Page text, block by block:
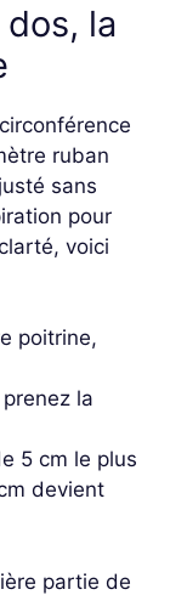
la
ruban
sans
pour
voici
poitrine,
la
5 cm le plus
devient
partie de